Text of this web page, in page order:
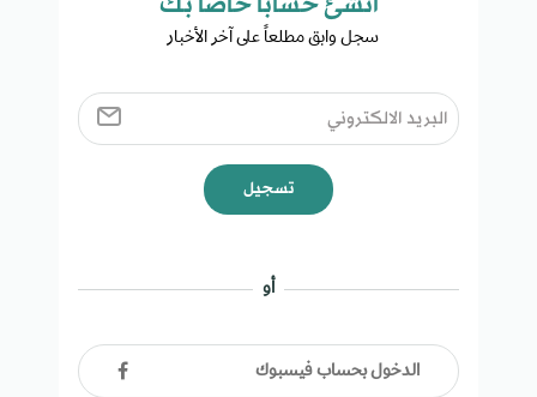
سجل وابق مطلعاً على آخر الأخبار ​
تسجيل
أو
الدخول بحساب فيسبوك